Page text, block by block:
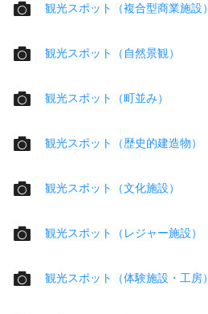
観光スポット（複合型商業施設）
観光スポット（自然景観）
観光スポット（町並み）
観光スポット（歴史的建造物）
観光スポット（文化施設）
観光スポット（レジャー施設）
観光スポット（体験施設・工房）